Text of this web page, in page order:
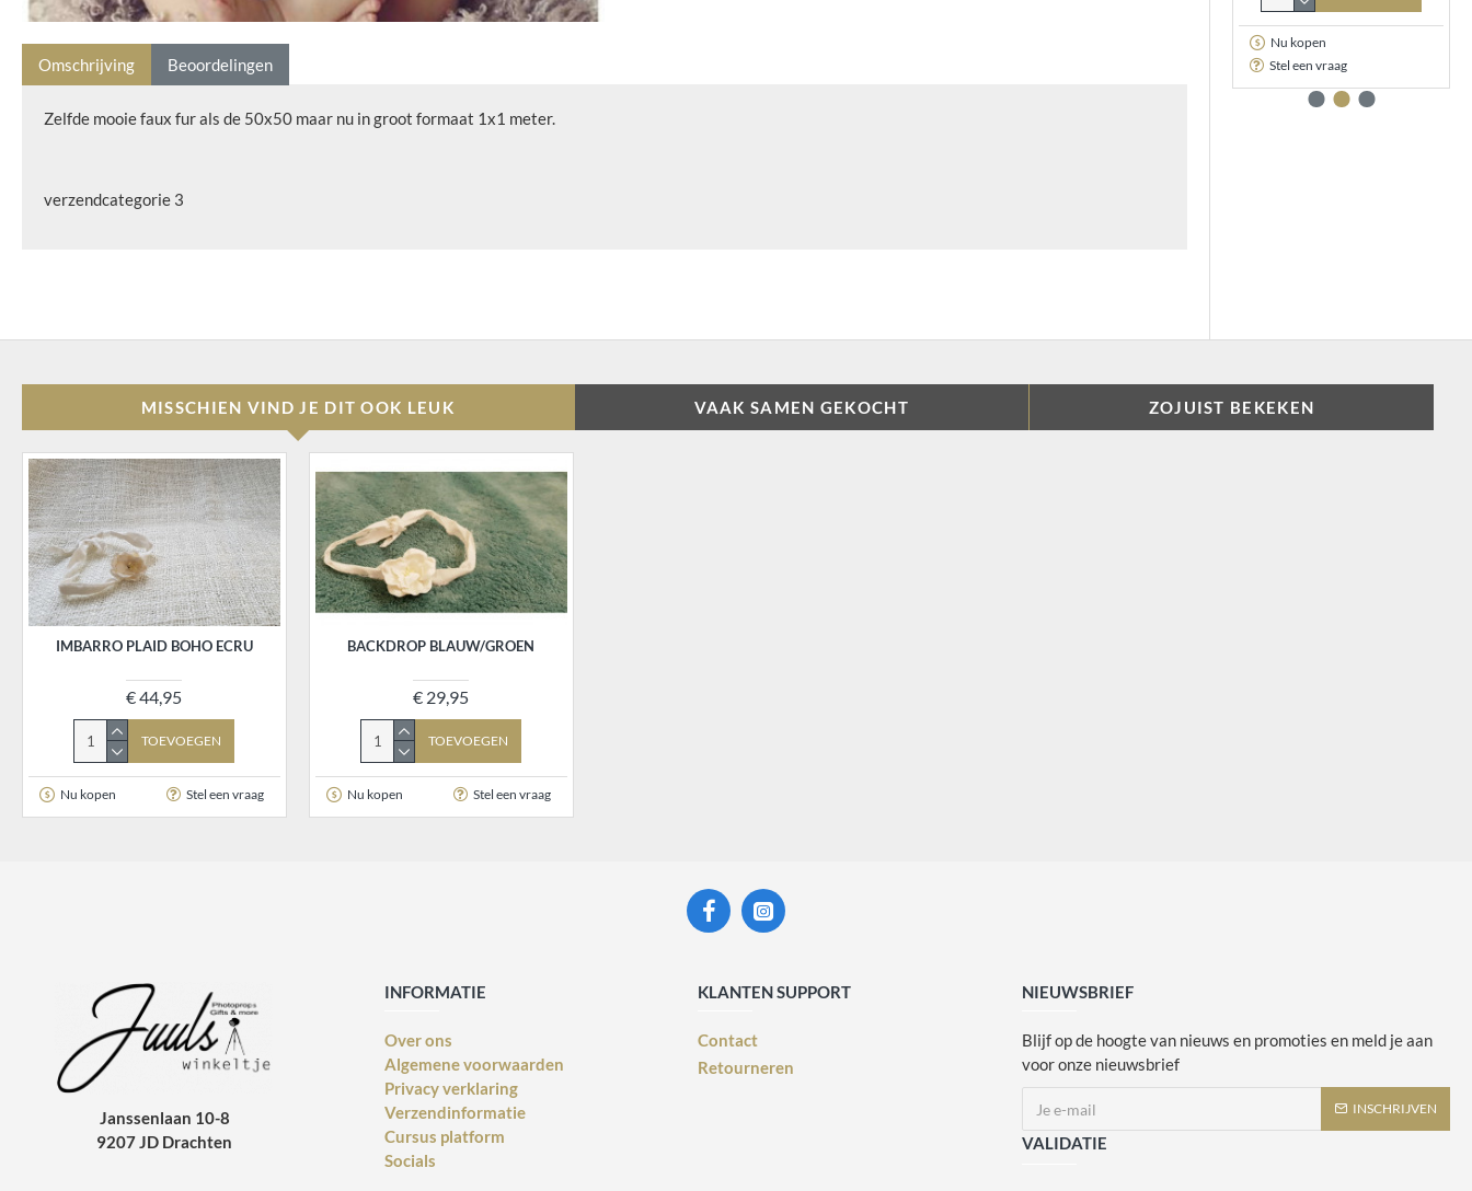
Omschrijving Beoordelingen
Zelfde mooie faux fur als de 50x50 maar nu in groot formaat 1x1 meter.
verzendcategorie 3
Nu kopen
Stel een vraag
MISSCHIEN VIND JE DIT OOK LEUK VAAK SAMEN GEKOCHT ZOJUIST BEKEKEN
IMBARRO PLAID BOHO ECRU
€ 44,95
TOEVOEGEN
Nu kopen Stel een vraag
BACKDROP BLAUW/GROEN
€ 29,95
TOEVOEGEN
Nu kopen Stel een vraag
Janssenlaan 10-8
9207 JD Drachten
INFORMATIE
Over ons
Algemene voorwaarden
Privacy verklaring
Verzendinformatie
Cursus platform
Socials
KLANTEN SUPPORT
Contact
Retourneren
NIEUWSBRIEF
Blijf op de hoogte van nieuws en promoties en meld je aan
voor onze nieuwsbrief
INSCHRIJVEN
VALIDATIE